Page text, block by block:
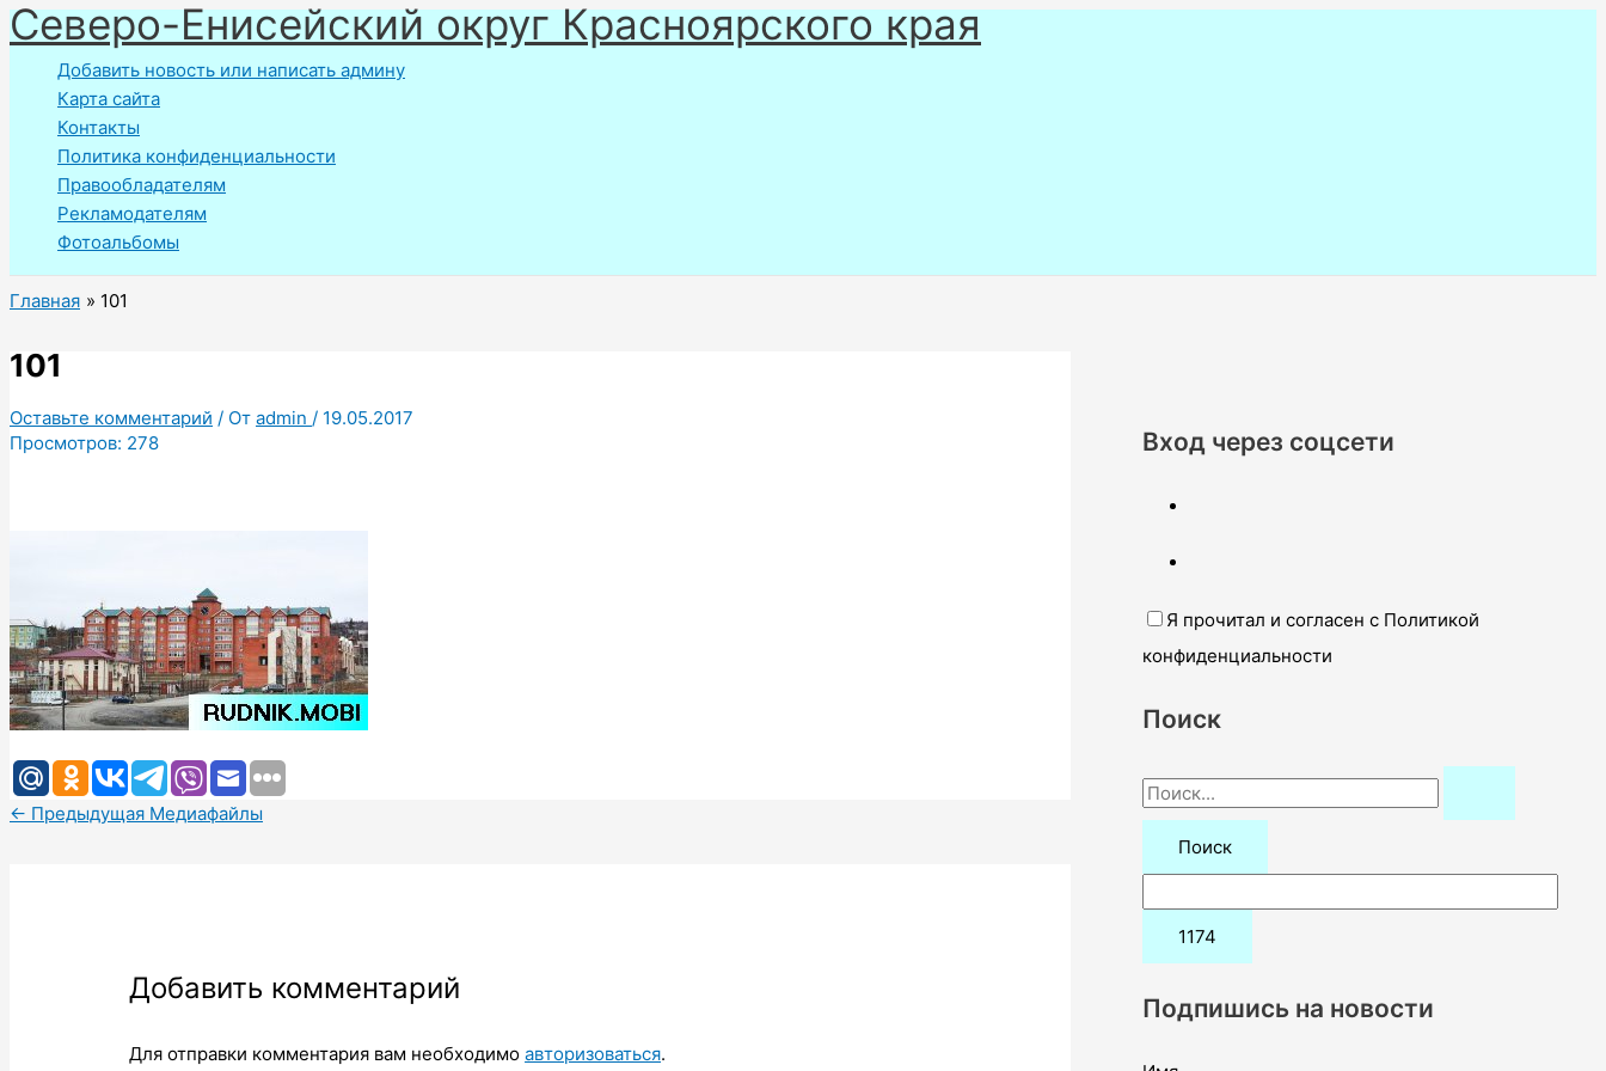
Перейти
к
содержимому
Северо-Енисейский округ Красноярского края
Добавить новость или написать админу
Карта сайта
Контакты
Политика конфиденциальности
Правообладателям
Рекламодателям
Фотоальбомы
Главная 101
101
Оставьте комментарий / От admin / 19.05.2017
Просмотров: 278
← Предыдущая Медиафайлы
Добавить комментарий
Для отправки комментария вам необходимоавторизоваться.
Вход через соцсети
Я прочитал и согласен с Политикой
конфиденциальности
Поиск
П
о
:
Подпишись на новости